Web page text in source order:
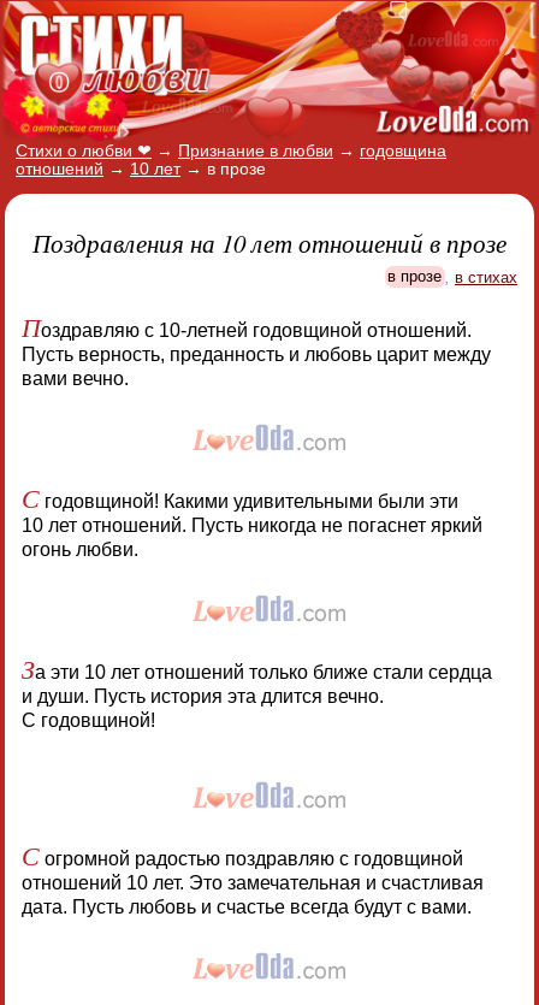
Стихи о любви ❤ → Признание в любви → годовщина
отношений → 10 лет→ в прозе
Поздравления на 10 лет отношений в прозе
в прозе в стихах
Поздравляю с 10-летней годовщиной отношений.
Пусть верность, преданность и любовь царит между
вами вечно.
Сгодовщиной! Какими удивительными были эти
10 лет отношений. Пусть никогда не погаснет яркий
огонь любви.
За эти 10 лет отношений только ближе стали сердца
и души. Пусть история эта длится вечно.
С годовщиной!
Согромной радостью поздравляю с годовщиной
отношений 10 лет. Это замечательная и счастливая
дата. Пусть любовь и счастье всегда будут с вами.